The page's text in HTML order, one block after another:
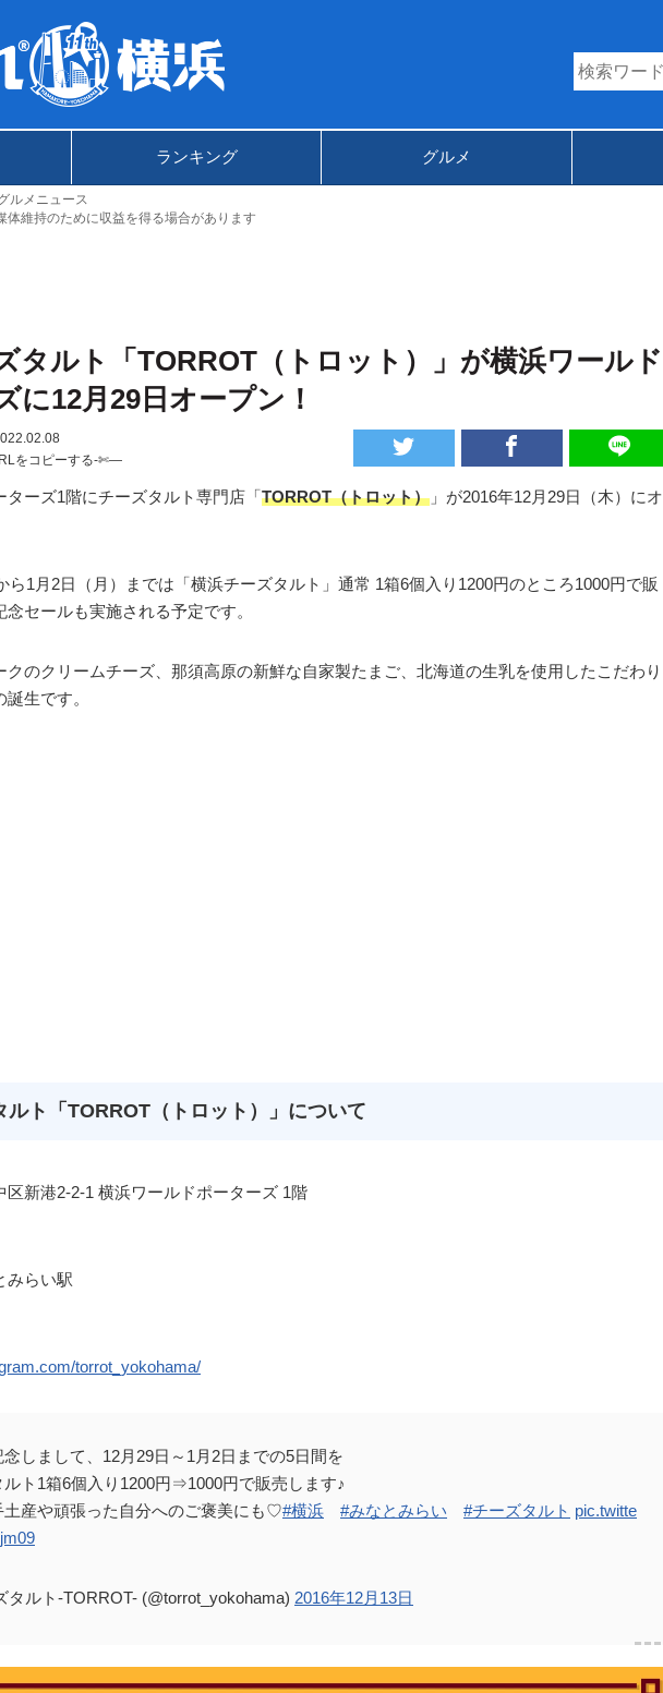
ランキング グルメ
ルメニュース
維持のために収益を得る場合があります
タルト「TORROT（トロット）」が横浜ワールド
に12月29日オープン！
をコピーする-✄—
ターズ1階にチーズタルト専門店「TORROT（トロット） 」が2016年12月29日（木）にオ
ら1月2日（月）までは「横浜チーズタルト」通常 1箱6個入り1200円のところ1000円で販
セールも実施される予定です。
クのクリームチーズ、那須高原の新鮮な自家製たまご、北海道の生乳を使用したこだわり
生です。
ルト「TORROT（トロット）」について
区新港2-2-1 横浜ワールドポーターズ 1階
みらい駅
torrot_yokohama/
しまして、12月29日～1月2日までの5日間を
ト1箱6個入り1200円⇒1000円で販売します♪
土産や頑張った自分へのご褒美にも♡#横浜 #みなとみらい #チーズタルト pic.twitte
ルト-TORROT- (@torrot_yokohama) 2016年12月13日